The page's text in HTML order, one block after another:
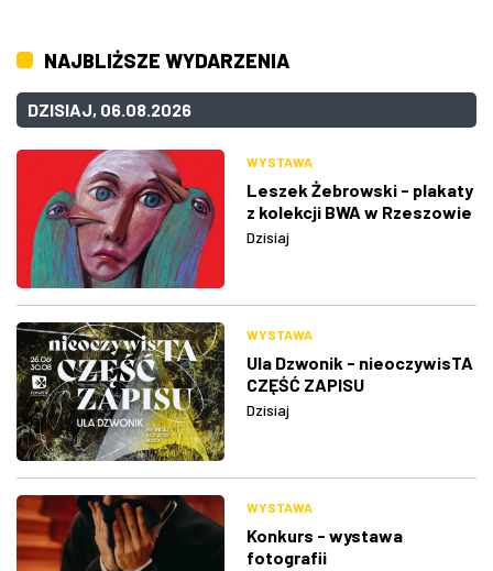
NAJBLIŻSZE WYDARZENIA
DZISIAJ, 06.08.2026
WYSTAWA
Leszek Żebrowski - plakaty
z kolekcji BWA w Rzeszowie
Dzisiaj
WYSTAWA
Ula Dzwonik - nieoczywisTA
CZĘŚĆ ZAPISU
Dzisiaj
WYSTAWA
Konkurs - wystawa
fotografii